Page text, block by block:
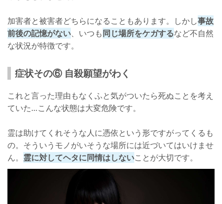
加害者と被害者どちらになることもあります。しかし事故
前後の記憶がない、いつも同じ場所をケガするなど不自然
な状況が特徴です。
症状その⑥ 自殺願望がわく
これと言った理由もなくふと気がついたら死ぬことを考え
ていた…こんな状態は大変危険です。
霊は助けてくれそうな人に憑依という形ですがってくるも
の。そういうモノがいそうな場所には近づいてはいけませ
ん。 霊に対してヘタに同情はしないことが大切です。